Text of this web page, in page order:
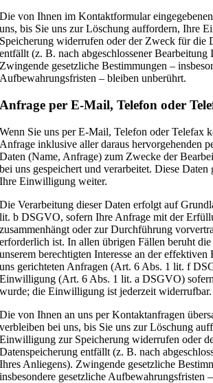
Die von Ihnen im Kontaktformular
uns, bis Sie uns zur Löschung auffordern, Ihre
Speicherung widerrufen oder der Zweck für die
entfällt (z. B. nach abgeschlossener Bearbeitung
Zwingende gesetzliche Bestimmungen –
Aufbewahrungsfristen – bleiben unberührt.
Anfrage per E-Mail, Telefon oder
Wenn Sie uns per E-Mail, Telefon oder Telefax
Anfrage inklusive aller daraus hervorgehenden
Daten (Name, Anfrage) zum Zwecke der
bei uns gespeichert und verarbeitet. Diese
Ihre Einwilligung weiter.
Die Verarbeitung dieser Daten erfolgt auf
lit. b DSGVO, sofern Ihre Anfrage mit der
zusammenhängt oder zur Durchführung
erforderlich ist. In allen übrigen Fällen beruht
unserem berechtigten Interesse an der effektiven
uns gerichteten Anfragen (Art. 6 Abs. 1 lit. f
Einwilligung (Art. 6 Abs. 1 lit. a DSGVO)
wurde; die Einwilligung ist jederzeit widerrufbar.
Die von Ihnen an uns per Kontaktanfragen
verbleiben bei uns, bis Sie uns zur Löschung
Einwilligung zur Speicherung widerrufen oder
Datenspeicherung entfällt (z. B. nach
Ihres Anliegens). Zwingende gesetzliche
insbesondere gesetzliche Aufbewahrungsfristen